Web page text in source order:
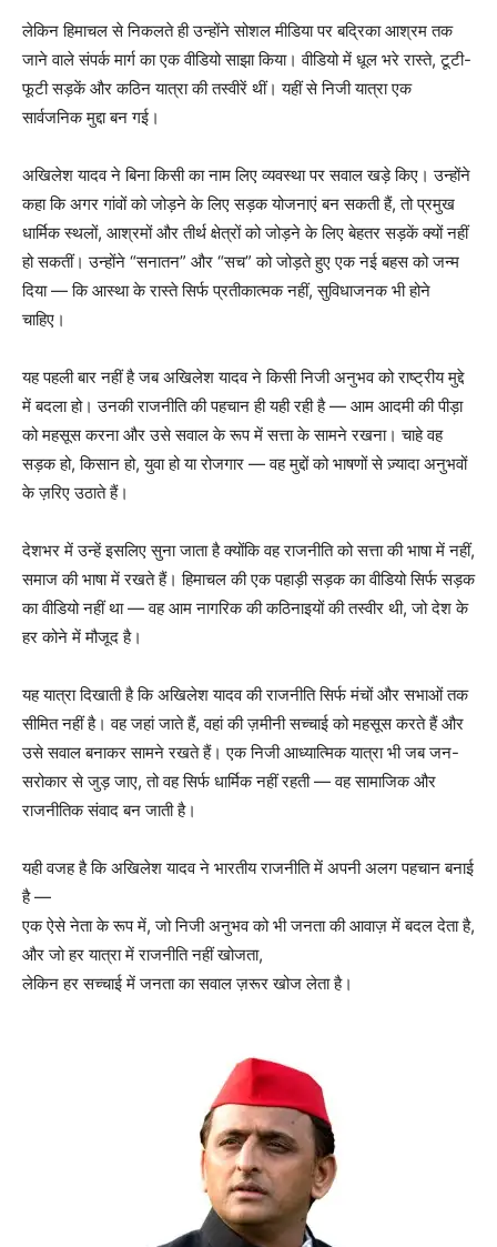
लेकिन हिमाचल से निकलते ही उन्होंने सोशल मीडिया पर बद्रिका आश्रम तक
जाने वाले संपर्क मार्ग का एक वीडियो साझा किया। वीडियो में धूल भरे रास्ते, टूटी-
फूटी सड़कें और कठिन यात्रा की तस्वीरें थीं। यहीं से निजी यात्रा एक
सार्वजनिक मुद्दा बन गई।
अखिलेश यादव ने बिना किसी का नाम लिए व्यवस्था पर सवाल खड़े किए। उन्होंने
कहा कि अगर गांवों को जोड़ने के लिए सड़क योजनाएं बन सकती हैं, तो प्रमुख
धार्मिक स्थलों, आश्रमों और तीर्थ क्षेत्रों को जोड़ने के लिए बेहतर सड़कें क्यों नहीं
हो सकतीं। उन्होंने “सनातन” और “सच” को जोड़ते हुए एक नई बहस को जन्म
दिया — कि आस्था के रास्ते सिर्फ प्रतीकात्मक नहीं, सुविधाजनक भी होने
चाहिए।
यह पहली बार नहीं है जब अखिलेश यादव ने किसी निजी अनुभव को राष्ट्रीय मुद्दे
में बदला हो। उनकी राजनीति की पहचान ही यही रही है — आम आदमी की पीड़ा
को महसूस करना और उसे सवाल के रूप में सत्ता के सामने रखना। चाहे वह
सड़क हो, किसान हो, युवा हो या रोजगार — वह मुद्दों को भाषणों से ज़्यादा अनुभवों
के ज़रिए उठाते हैं।
देशभर में उन्हें इसलिए सुना जाता है क्योंकि वह राजनीति को सत्ता की भाषा में नहीं,
समाज की भाषा में रखते हैं। हिमाचल की एक पहाड़ी सड़क का वीडियो सिर्फ सड़क
का वीडियो नहीं था — वह आम नागरिक की कठिनाइयों की तस्वीर थी, जो देश के
हर कोने में मौजूद है।
यह यात्रा दिखाती है कि अखिलेश यादव की राजनीति सिर्फ मंचों और सभाओं तक
सीमित नहीं है। वह जहां जाते हैं, वहां की ज़मीनी सच्चाई को महसूस करते हैं और
उसे सवाल बनाकर सामने रखते हैं। एक निजी आध्यात्मिक यात्रा भी जब जन-
सरोकार से जुड़ जाए, तो वह सिर्फ धार्मिक नहीं रहती — वह सामाजिक और
राजनीतिक संवाद बन जाती है।
यही वजह है कि अखिलेश यादव ने भारतीय राजनीति में अपनी अलग पहचान बनाई
है —
एक ऐसे नेता के रूप में, जो निजी अनुभव को भी जनता की आवाज़ में बदल देता है,
और जो हर यात्रा में राजनीति नहीं खोजता,
लेकिन हर सच्चाई में जनता का सवाल ज़रूर खोज लेता है।